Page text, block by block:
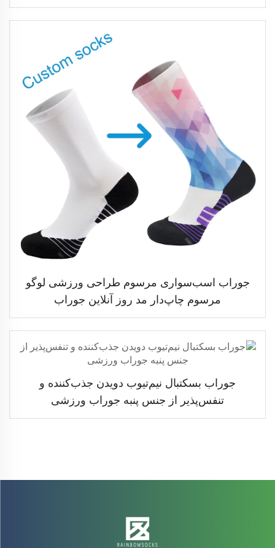
جوراب اسب‌سواری مرسوم طراحی ورزشی لوگو
مرسوم چاپ‌دار مد روز آنلاین جوراب
جوراب بسکتبال نیم‌تیوب دویدن جذب‌کننده و
تنفس‌پذیر از جنس پنبه جوراب ورزشی